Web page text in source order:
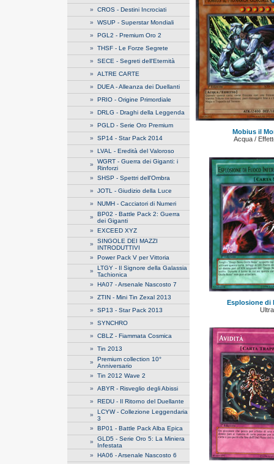
» CROS - Destini Incrociati
» WSUP - Superstar Mondiali
» PGL2 - Premium Oro 2
» THSF - Le Forze Segrete
» SECE - Segreti dell'Eternità
» ALTRE CARTE
» DUEA - Alleanza dei Duellanti
» PRIO - Origine Primordiale
» DRLG - Draghi della Leggenda
» PGLD - Serie Oro Premium
» SP14 - Star Pack 2014
» LVAL - Eredità del Valoroso
» WGRT - Guerra dei Giganti: i
Rinforzi
» SHSP - Spettri dell'Ombra
» JOTL - Giudizio della Luce
» NUMH - Cacciatori di Numeri
» BP02 - Battle Pack 2: Guerra
dei Giganti
» EXCEED XYZ
» SINGOLE DEI MAZZI
INTRODUTTIVI
» Power Pack V per Vittoria
» LTGY - Il Signore della Galassia
Tachionica
» HA07 - Arsenale Nascosto 7
» ZTIN - Mini Tin Zexal 2013
» SP13 - Star Pack 2013
» SYNCHRO
» CBLZ - Fiammata Cosmica
» Tin 2013
» Premium collection 10°
Anniversario
» Tin 2012 Wave 2
» ABYR - Risveglio degli Abissi
» REDU - Il Ritorno del Duellante
» LCYW - Collezione Leggendaria
3
» BP01 - Battle Pack Alba Epica
» GLD5 - Serie Oro 5: La Miniera
Infestata
» HA06 - Arsenale Nascosto 6
Mobius il
Acqua /
Esplosione di